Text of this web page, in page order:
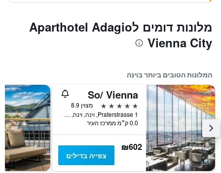
מלונות דומים לAparthotel Adagio
Vienna City
המלונות הטובים ביותר בוינה
So/ Vienna
5 כוכבים
מצוין 8.9
Praterstrasse 1, וינה, וינה, אוסטריה
0.0 ק״מ ממרכז העיר
₪602
צפייה בדילים